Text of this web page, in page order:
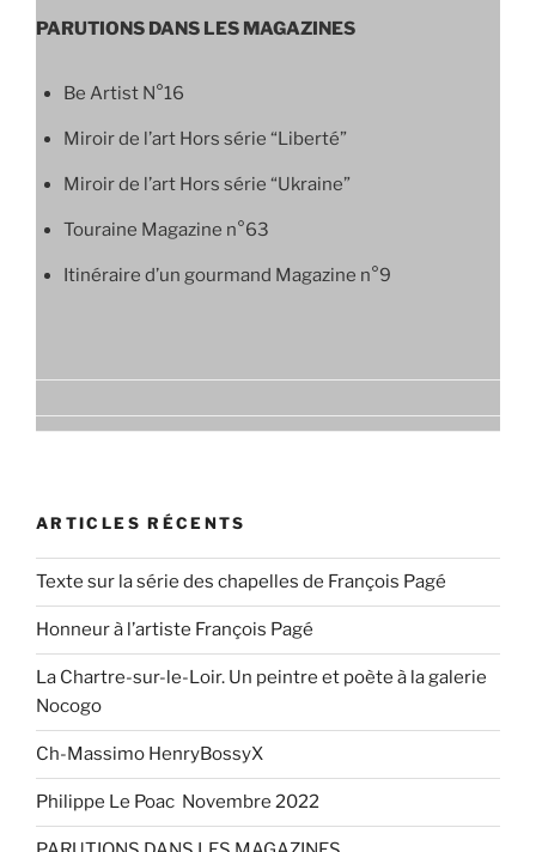
PARUTIONS DANS LES MAGAZINES
Be Artist N°16
Miroir de l’art Hors série “Liberté”
Miroir de l’art Hors série “Ukraine”
Touraine Magazine n°63
Itinéraire d’un gourmand Magazine n°9
ARTICLES RÉCENTS
Texte sur la série des chapelles de François Pagé
Honneur à l’artiste François Pagé
La Chartre-sur-le-Loir. Un peintre et poète à la galerie
Nocogo
Ch-Massimo HenryBossyX
Philippe Le Poac Novembre 2022